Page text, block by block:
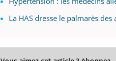
La HAS dresse le palmarès